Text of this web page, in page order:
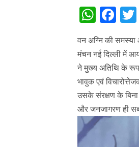
वन अग्नि की समस्या
मंचन नई दिल्ली में
ने मुख्य अतिथि के रूप
भावुक एवं
उसके संरक्षण के
और जनजागरण ही